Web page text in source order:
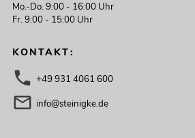
Mo.-Do. 9:00 - 16:00 Uhr
Fr. 9:00 - 15:00 Uhr
KONTAKT:
+49 931 4061 600
info@steinigke.de